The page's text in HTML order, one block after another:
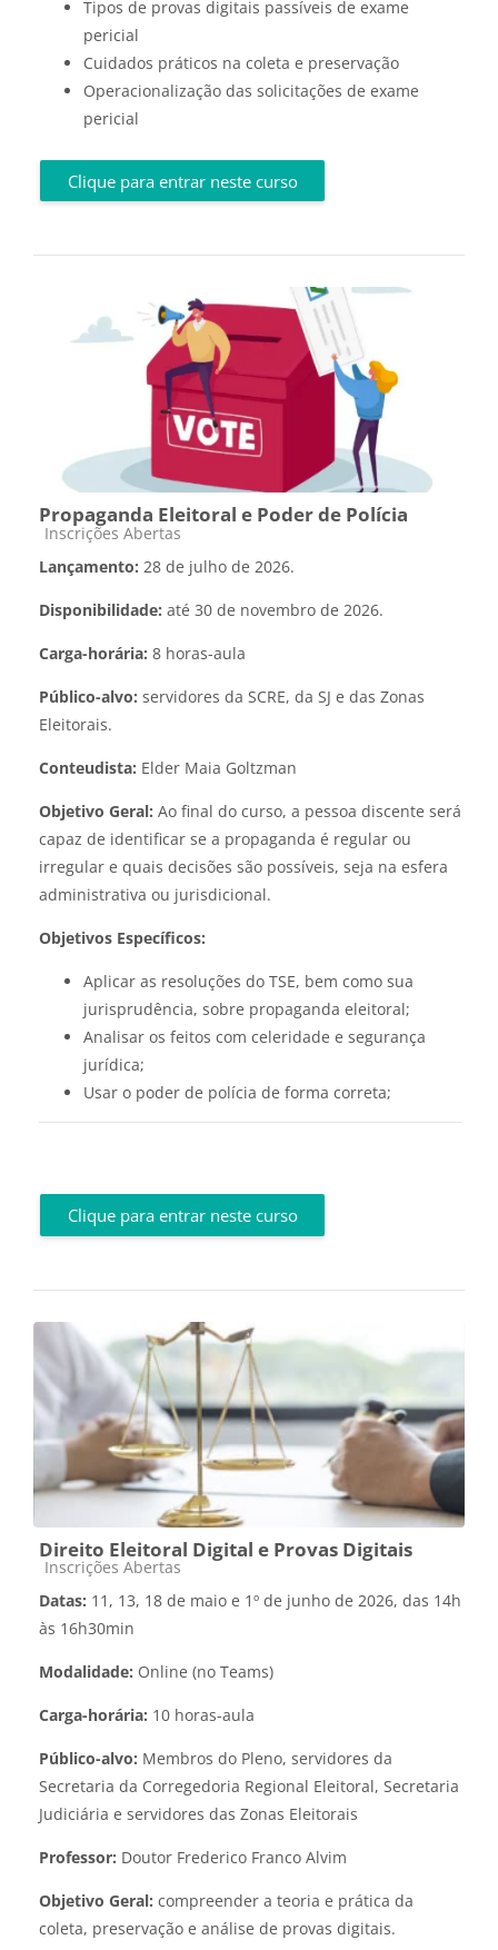
Tipos de provas digitais passíveis de exame
pericial
Cuidados práticos na coleta e preservação
Operacionalização das solicitações de exame
pericial
Clique para entrar neste curso
Propaganda Eleitoral e Poder de Polícia
Categoria do curso
Inscrições Abertas
Lançamento: 28 de julho de 2026.
Disponibilidade: até 30 de novembro de 2026.
Carga-horária: 8 horas-aula
Público-alvo: servidores da SCRE, da SJ e das Zonas
Eleitorais.
Conteudista: Elder Maia Goltzman
Objetivo Geral: Ao final do curso, a pessoa discente será
capaz de identificar se a propaganda é regular ou
irregular e quais decisões são possíveis, seja na esfera
administrativa ou jurisdicional.
Objetivos Específicos:
Aplicar as resoluções do TSE, bem como sua
jurisprudência, sobre propaganda eleitoral;
Analisar os feitos com celeridade e segurança
jurídica;
Usar o poder de polícia de forma correta;
Clique para entrar neste curso
Direito Eleitoral Digital e Provas Digitais
Categoria do curso
Inscrições Abertas
Datas: 11, 13, 18 de maio e 1º de junho de 2026, das 14h
às 16h30min
Modalidade: Online (no Teams)
Carga-horária: 10 horas-aula
Público-alvo: Membros do Pleno, servidores da
Secretaria da Corregedoria Regional Eleitoral, Secretaria
Judiciária e servidores das Zonas Eleitorais
Professor: Doutor Frederico Franco Alvim
Objetivo Geral: compreender a teoria e prática da
coleta, preservação e análise de provas digitais.